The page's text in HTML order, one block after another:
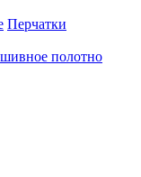
Перчатки
полотно